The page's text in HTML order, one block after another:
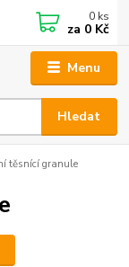
Menu
Hledat
0 ks
za 0 Kč
těsnící granule